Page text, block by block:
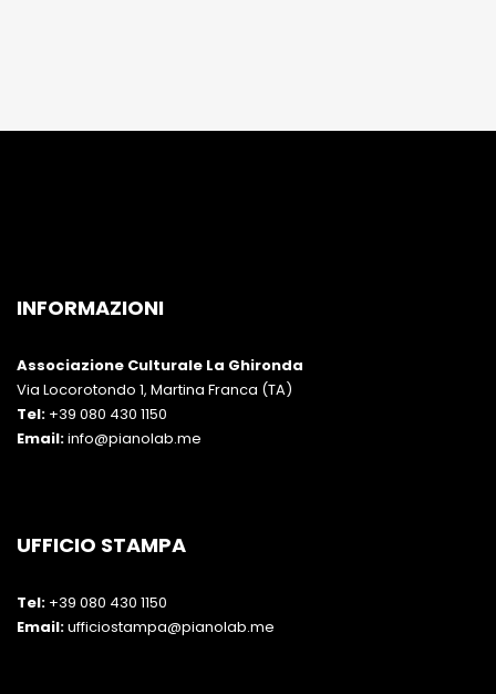
INFORMAZIONI
Associazione Culturale La Ghironda
Via Locorotondo 1, Martina Franca (TA)
Tel: +39 080 430 1150
Email:info@pianolab.me
UFFICIO STAMPA
Tel: +39 080 430 1150
Email:ufficiostampa@pianolab.me